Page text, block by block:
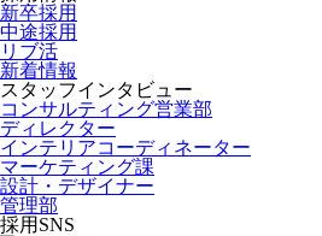
新卒採用
中途採用
リブ活
新着情報
スタッフインタビュー
コンサルティング営業部
ディレクター
インテリアコーディネーター
マーケティング課
設計・デザイナー
管理部
採用SNS